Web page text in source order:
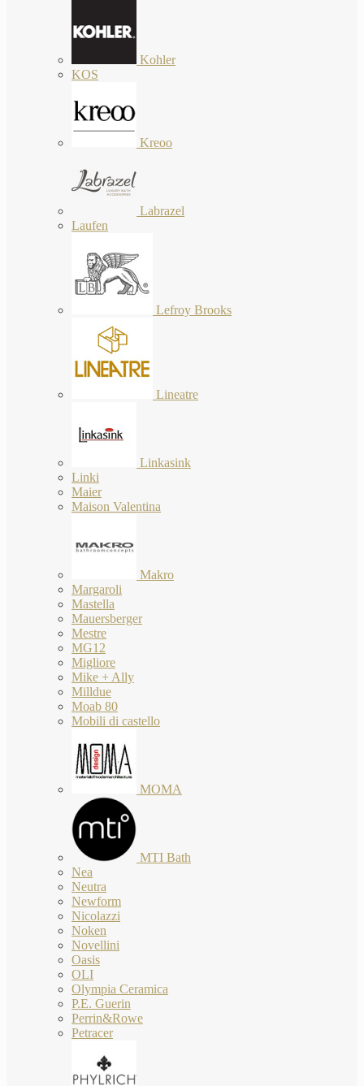
Kohler
KOS
Kreoo
Labrazel
Laufen
Lefroy Brooks
Lineatre
Linkasink
Linki
Maier
Maison Valentina
Makro
Margaroli
Mastella
Mauersberger
Mestre
MG12
Migliore
Mike + Ally
Milldue
Moab 80
Mobili di castello
MOMA
MTI Bath
Nea
Neutra
Newform
Nicolazzi
Noken
Novellini
Oasis
OLI
Olympia Ceramica
P.E. Guerin
Perrin&Rowe
Petracer